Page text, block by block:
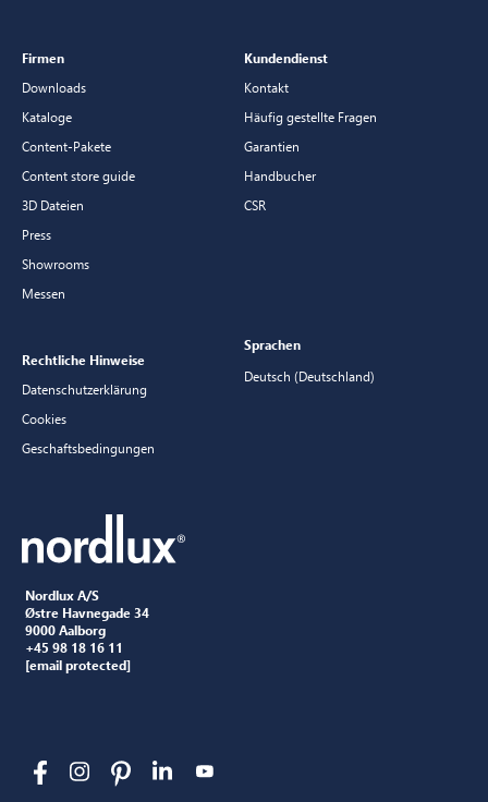
Nordlux A/S
Østre Havnegade 34
9000 Aalborg
+45 98 18 16 11
[email protected]
Firmen
Downloads
Kataloge
Content-Pakete
Content store guide
3D Dateien
Press
Showrooms
Messen
Kundendienst
Kontakt
Häufig gestellte Fragen
Garantien
Handbucher
CSR
Rechtliche Hinweise
Datenschutzerklärung
Cookies
Geschaftsbedingungen
Sprachen
Deutsch (Deutschland)